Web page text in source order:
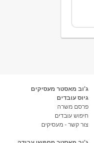
ג'וב מאסטר מעסיקים
גיוס עובדים
פרסם משרה
חיפוש עובדים
צור קשר - מעסיקים